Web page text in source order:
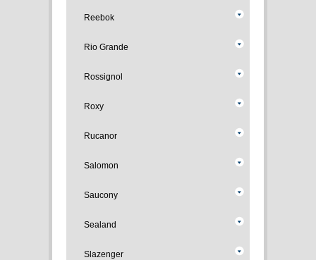
Reebok
Rio Grande
Rossignol
Roxy
Rucanor
Salomon
Saucony
Sealand
Slazenger